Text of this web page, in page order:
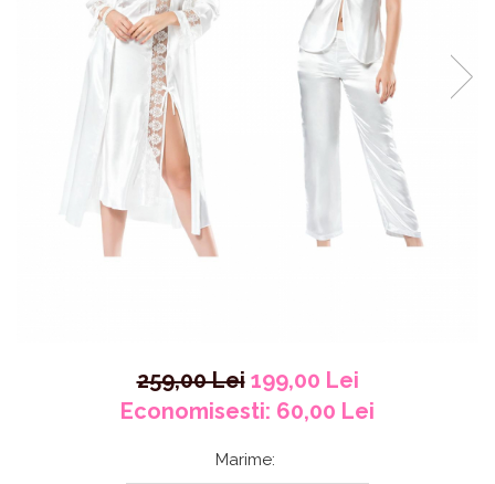
259,00 Lei 199,00 Lei
Economisesti: 60,00 Lei
Marime: